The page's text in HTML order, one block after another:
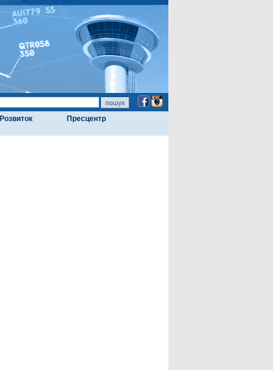
Розвиток Пресцентр